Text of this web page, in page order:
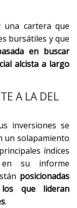
una cartera que
bursátiles y que
en buscar
alcista a largo
A LA DEL
inversiones se
un solapamiento
índices
en su informe
posicionadas
que lideran
.